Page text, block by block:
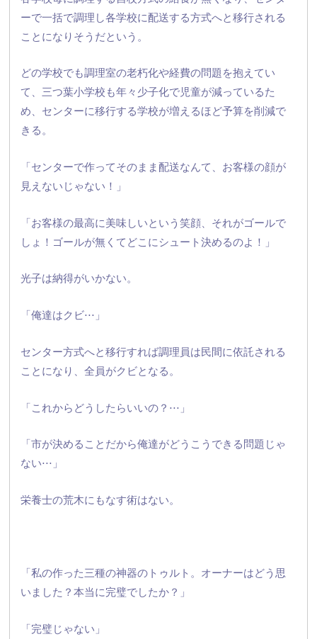
ーで一括で調理し各学校に配送する方式へと移行される
こと になりそうだという。
どの学校でも調理室の老朽化や経費の問題を抱えてい
て、 三つ葉小学校も年々少子化で児童が減っているた
め、 センターに移行する学校が増えるほど予算を削減で
きる。
「センターで作ってそのまま配送なんて、 お客様の顔が
見えないじゃない！」
「お客様の最高に美味しいという笑顔、それがゴールで
しょ！ ゴールが無くてどこにシュート決めるのよ！」
光子は納得がいかない。
「俺達はクビ⋅⋅⋅」
センター方式へと移行すれば調理員は民間に依託される
ことになり
、全員がクビとなる。
「これからどうしたらいいの？⋅⋅⋅」
「市が決めることだから俺達がどうこうできる問題じゃ
ない⋅⋅⋅ 」
栄養士の荒木にもなす術はない。
「私の作った三種の神器のトゥルト。オーナーはどう思
いました？本当に完璧でしたか？」
「完璧じゃない」